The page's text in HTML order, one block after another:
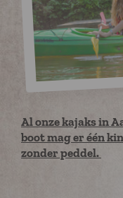
Al onze kajaks in
boot mag er één
zonder peddel.